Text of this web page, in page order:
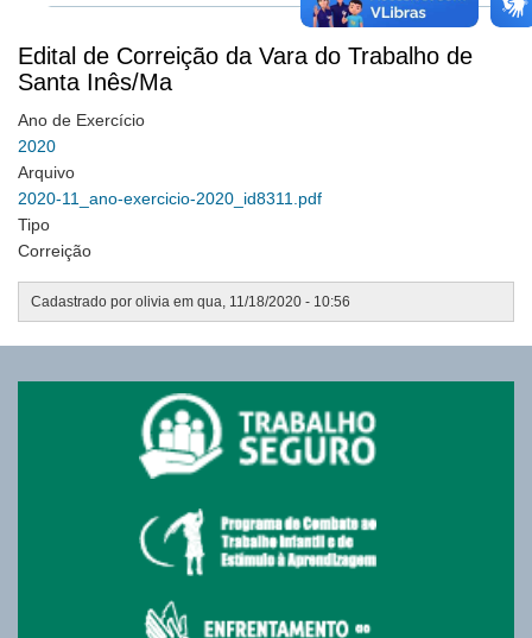
Edital de Correição da Vara do Trabalho de
Santa Inês/Ma
Ano de Exercício
2020
Arquivo
2020-11_ano-exercicio-2020_id8311.pdf
Tipo
Correição
Cadastrado por olivia em qua, 11/18/2020 - 10:56